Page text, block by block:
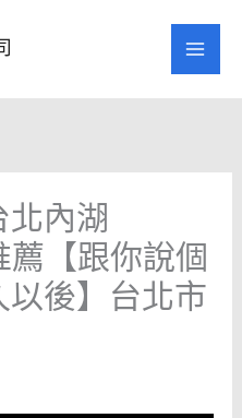
北內湖
【跟你說個
後】台北市